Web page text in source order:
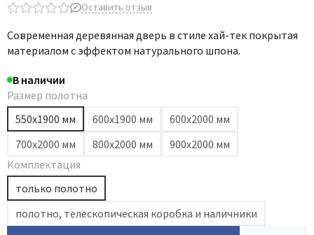
Оставить отзыв
Современная деревянная дверь в стиле хай-тек покрытая
материалом с эффектом натурального шпона.
В наличии
Размер полотна
550х1900 мм
600х1900 мм
600х2000 мм
700х2000 мм
800х2000 мм
900х2000 мм
Комплектация
только полотно
полотно, телескопическая коробка и наличники